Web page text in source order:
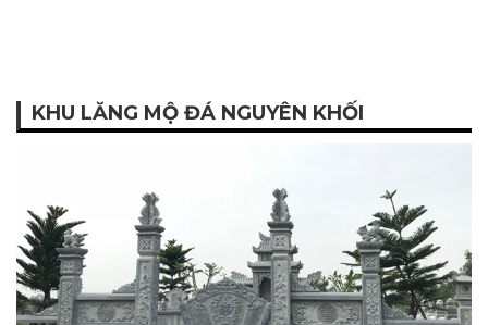
KHU LĂNG MỘ ĐÁ NGUYÊN KHỐI